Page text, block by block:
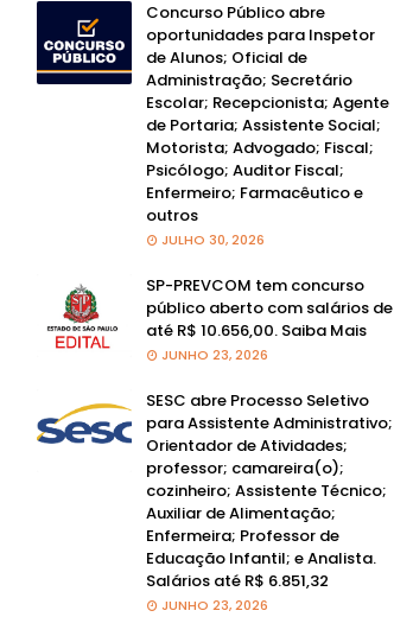
Concurso Público abre
oportunidades para Inspetor
de Alunos; Oficial de
Administração; Secretário
Escolar; Recepcionista; Agente
de Portaria; Assistente Social;
Motorista; Advogado; Fiscal;
Psicólogo; Auditor Fiscal;
Enfermeiro; Farmacêutico e
outros
JULHO 30, 2026
SP-PREVCOM tem concurso
público aberto com salários de
até R$ 10.656,00. Saiba Mais
JUNHO 23, 2026
SESC abre Processo Seletivo
para Assistente Administrativo;
Orientador de Atividades;
professor; camareira(o);
cozinheiro; Assistente Técnico;
Auxiliar de Alimentação;
Enfermeira; Professor de
Educação Infantil; e Analista.
Salários até R$ 6.851,32
JUNHO 23, 2026